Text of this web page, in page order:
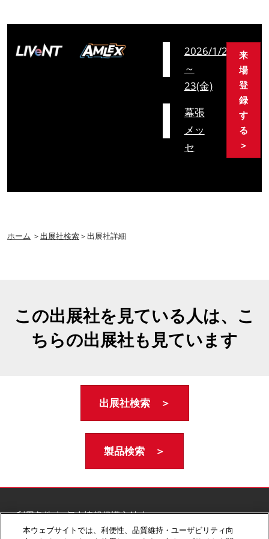
2026/1/21(水)
～
23(金)
幕張
メッ
セ
来
場
登
録
す
る
＞
ホーム ＞出展社検索＞出展社詳細
この出展社を見ている人は、こ
ちらの出展社も見ています
出展社検索 ＞
製品検索 ＞
ご利用条件
個人情報保護方針
個人情報に関する修正・利用停止など
本ウェブサイトでは、利便性、品質維持・ユーザビリティ向